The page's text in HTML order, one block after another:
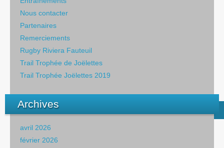
Nous contacter
Partenaires
Remerciements
Rugby Riviera Fauteuil
Trail Trophée de Joëlettes
Trail Trophée Joëlettes 2019
Archives
avril 2026
février 2026